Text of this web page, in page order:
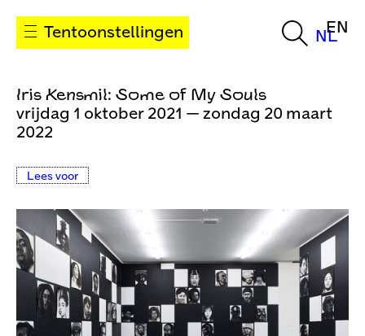
Tentoonstellingen NL
EN
Iris Kensmil: Some of My Souls
vrijdag 1 oktober 2021 — zondag 20 maart
2022
Lees voor